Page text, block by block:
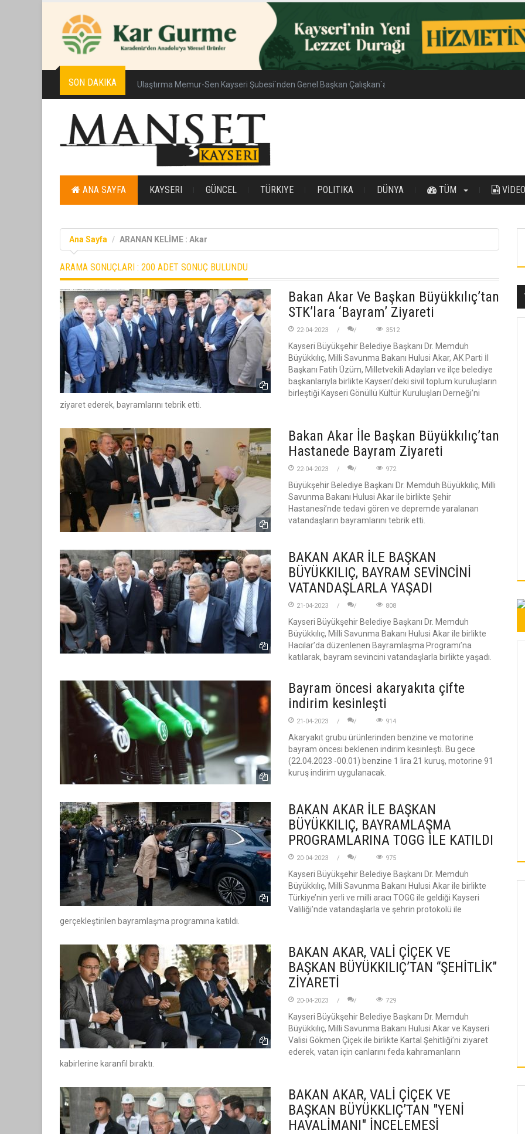
SON DAKIKA Ulaştırma Memur-Sen Kayseri Şubesi`nden Genel Başkan Çalışkan`a Ziyaret
ANA SAYFA KAYSERI GÜNCEL TÜRKIYE POLITIKA DÜNYA TÜM VİDEO
Ana Sayfa ARANAN KELİME : Akar
ARAMA SONUÇLARI : 200 ADET SONUÇ BULUNDU
Bakan Akar Ve Başkan Büyükkılıç’tan
STK’lara ‘Bayram’ Ziyareti
22-04-2023 3512
Kayseri Büyükşehir Belediye Başkanı Dr. Memduh
Büyükkılıç, Milli Savunma Bakanı Hulusi Akar, AK Parti İl
Başkanı Fatih Üzüm, Milletvekili Adayları ve ilçe belediye
başkanlarıyla birlikte Kayseri’deki sivil toplum kuruluşların
birleştiği Kayseri Gönüllü Kültür Kuruluşları Derneği’ni
ziyaret ederek, bayramlarını tebrik etti.
Bakan Akar İle Başkan Büyükkılıç’tan
Hastanede Bayram Ziyareti
22-04-2023 972
Büyükşehir Belediye Başkanı Dr. Memduh Büyükkılıç, Milli
Savunma Bakanı Hulusi Akar ile birlikte Şehir
Hastanesi’nde tedavi gören ve depremde yaralanan
vatandaşların bayramlarını tebrik etti.
BAKAN AKAR İLE BAŞKAN
BÜYÜKKILIÇ, BAYRAM SEVİNCİNİ
VATANDAŞLARLA YAŞADI
21-04-2023 808
Kayseri Büyükşehir Belediye Başkanı Dr. Memduh
Büyükkılıç, Milli Savunma Bakanı Hulusi Akar ile birlikte
Hacılar’da düzenlenen Bayramlaşma Programı’na
katılarak, bayram sevincini vatandaşlarla birlikte yaşadı.
Bayram öncesi akaryakıta çifte
indirim kesinleşti
21-04-2023 914
Akaryakıt grubu ürünlerinden benzine ve motorine
bayram öncesi beklenen indirim kesinleşti. Bu gece
(22.04.2023 -00.01) benzine 1 lira 21 kuruş, motorine 91
kuruş indirim uygulanacak.
BAKAN AKAR İLE BAŞKAN
BÜYÜKKILIÇ, BAYRAMLAŞMA
PROGRAMLARINA TOGG İLE KATILDI
20-04-2023 975
Kayseri Büyükşehir Belediye Başkanı Dr. Memduh
Büyükkılıç, Milli Savunma Bakanı Hulusi Akar ile birlikte
Türkiye’nin yerli ve milli aracı TOGG ile geldiği Kayseri
Valiliği’nde vatandaşlarla ve şehrin protokolü ile
gerçekleştirilen bayramlaşma programına katıldı.
BAKAN AKAR, VALİ ÇİÇEK VE
BAŞKAN BÜYÜKKILIÇ’TAN “ŞEHİTLİK”
ZİYARETİ
20-04-2023 729
Kayseri Büyükşehir Belediye Başkanı Dr. Memduh
Büyükkılıç, Milli Savunma Bakanı Hulusi Akar ve Kayseri
Valisi Gökmen Çiçek ile birlikte Kartal Şehitliği’ni ziyaret
ederek, vatan için canlarını feda kahramanların
kabirlerine karanfil bıraktı.
BAKAN AKAR, VALİ ÇİÇEK VE
BAŞKAN BÜYÜKKLIÇ’TAN "YENİ
HAVALİMANI" İNCELEMESİ